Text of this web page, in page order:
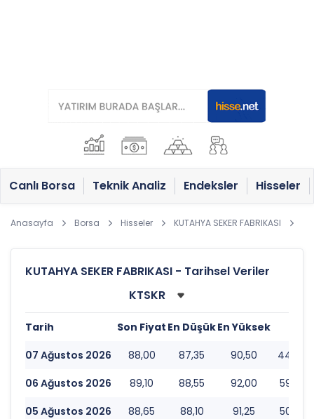
Canlı Borsa Teknik Analiz Endeksler Hisseler
Anasayfa Borsa Hisseler KUTAHYA SEKER FABRIKASI
KUTAHYA SEKER FABRIKASI - Tarihsel Veriler
Tarih Son Fiyat En DüşükEn Yüksek
07 Ağustos 2026
88,00 87,35 90,50
06 Ağustos 2026
89,10 88,55 92,00
05 Ağustos 2026
88,65 88,10 91,25